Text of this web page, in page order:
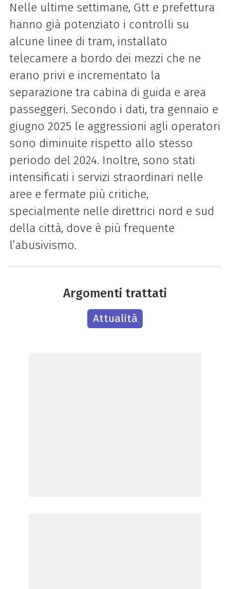
Nelle ultime settimane, Gtt e prefettura
hanno già potenziato i controlli su
alcune linee di tram, installato
telecamere a bordo dei mezzi che ne
erano privi e incrementato la
separazione tra cabina di guida e area
passeggeri. Secondo i dati, tra gennaio e
giugno 2025 le aggressioni agli operatori
sono diminuite rispetto allo stesso
periodo del 2024. Inoltre, sono stati
intensificati i servizi straordinari nelle
aree e fermate più critiche,
specialmente nelle direttrici nord e sud
della città, dove è più frequente
l’abusivismo.
Argomenti trattati
Attualità